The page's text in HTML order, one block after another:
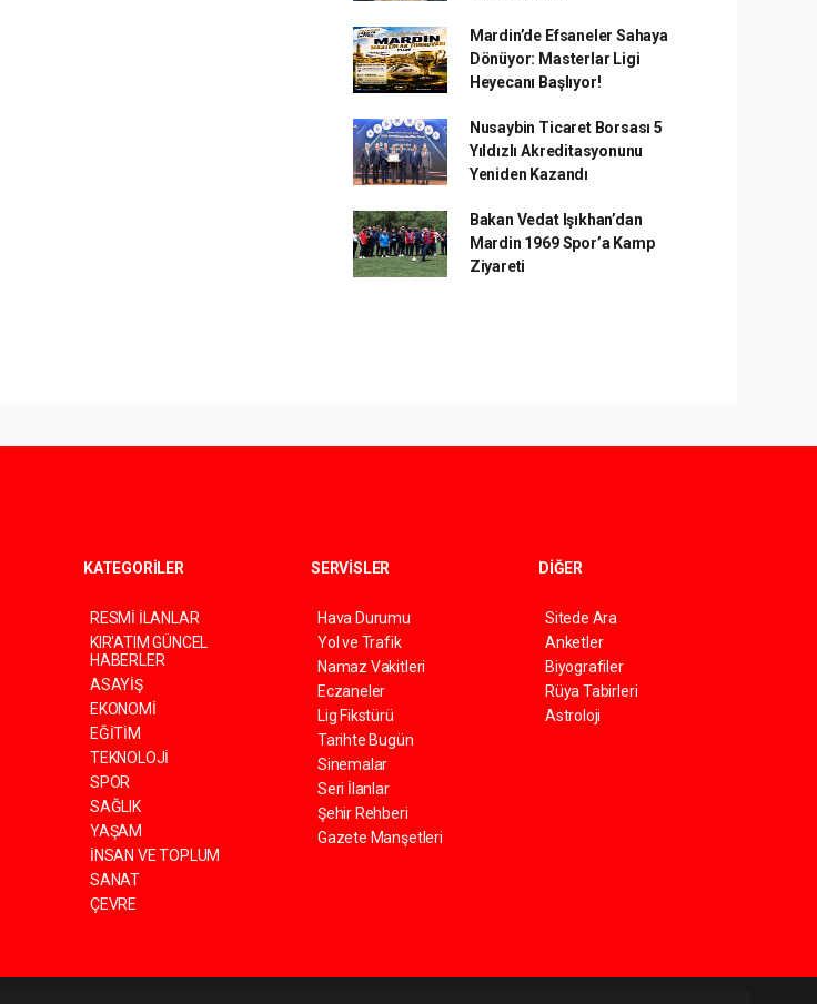
Mardin’de Efsaneler Sahaya
Dönüyor: Masterlar Ligi
Heyecanı Başlıyor!
Nusaybin Ticaret Borsası 5
Yıldızlı Akreditasyonunu
Yeniden Kazandı
Bakan Vedat Işıkhan’dan
Mardin 1969 Spor’a Kamp
Ziyareti
KATEGORİLER
RESMİ İLANLAR
KIR'ATIM GÜNCEL
HABERLER
ASAYİŞ
EKONOMİ
EĞİTİM
TEKNOLOJİ
SPOR
SAĞLIK
YAŞAM
İNSAN VE TOPLUM
SANAT
ÇEVRE
SERVİSLER
Hava Durumu
Yol ve Trafik
Namaz Vakitleri
Eczaneler
Lig Fikstürü
Tarihte Bugün
Sinemalar
Seri İlanlar
Şehir Rehberi
Gazete Manşetleri
DİĞER
Sitede Ara
Anketler
Biyografiler
Rüya Tabirleri
Astroloji